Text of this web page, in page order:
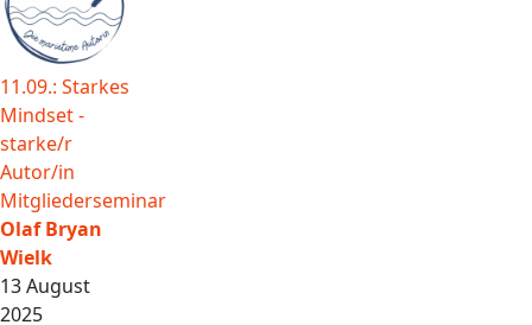
11.09.: Starkes
Mindset -
starke/r
Autor/in
Mitgliederseminar
Olaf Bryan
Wielk
13 August
2025